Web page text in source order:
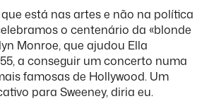
está nas artes e não na política
o centenário da «blonde
Monroe, que ajudou Ella
a conseguir um concerto numa
famosas de Hollywood. Um
para Sweeney, diria eu.